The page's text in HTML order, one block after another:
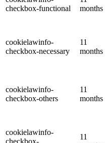
checkbox-functional
months
cookielawinfo-
checkbox-necessary
11
months
cookielawinfo-
checkbox-others
11
months
cookielawinfo-
checkbox-
11